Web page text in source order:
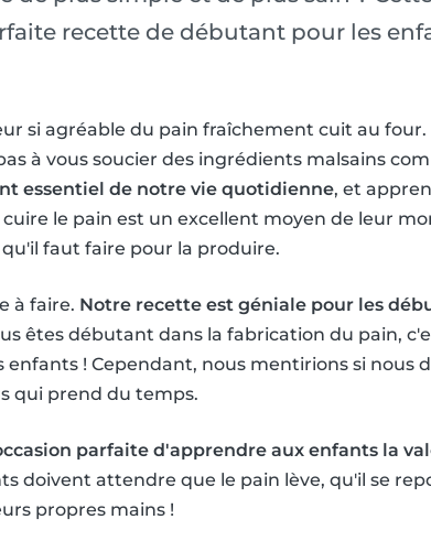
recette de débutant pour les
si agréable du pain fraîchement cuit au
à vous soucier des ingrédients malsains
essentiel de notre vie quotidienne, et
le pain est un excellent moyen de leur
faut faire pour la produire.
à faire. Notre recette est géniale pour les
êtes débutant dans la fabrication du pain,
! Cependant, nous mentirions si nous
qui prend du temps.
parfaite d'apprendre aux enfants la
doivent attendre que le pain lève, qu'il se
propres mains !